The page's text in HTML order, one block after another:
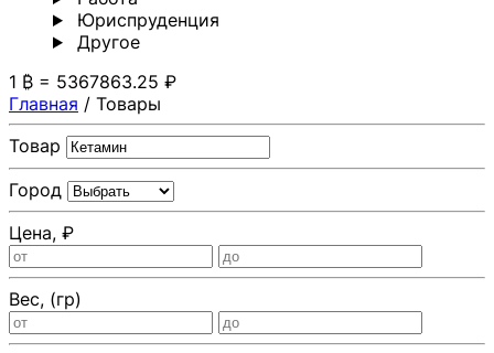
Юриспруденция
Другoе
1 ₿ = 5367863.25 ₽
Главная / Товары
Товар
Город
Цена, ₽
Вес, (гр)